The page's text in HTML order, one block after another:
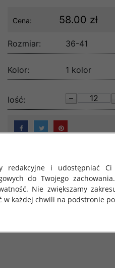
Cena: 58.00 zł
Rozmiar: 36-41
Kolor: 1 kolor
lość:
redakcyjne i udostępniać Ci
do Twojego
Nie zwiększamy
w każdej chwili na podstronie
Europejskiego i Rady
z przetwarzaniem danych
95/46/WE (określane
W związku z tym
odbywa się to po dniu 25